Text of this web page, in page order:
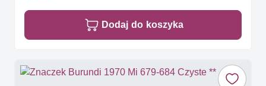
Dodaj do koszyka